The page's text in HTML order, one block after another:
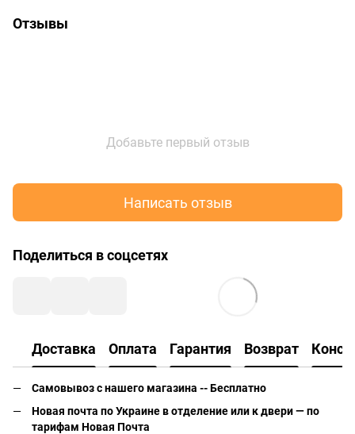
Отзывы
Добавьте первый отзыв
Написать отзыв
Поделиться в соцсетях
Доставка Оплата Гарантия Возврат
Самовывоз с нашего магазина -- Бесплатно
Новая почта по Украине в отделение или к двери — по
тарифам Новая Почта